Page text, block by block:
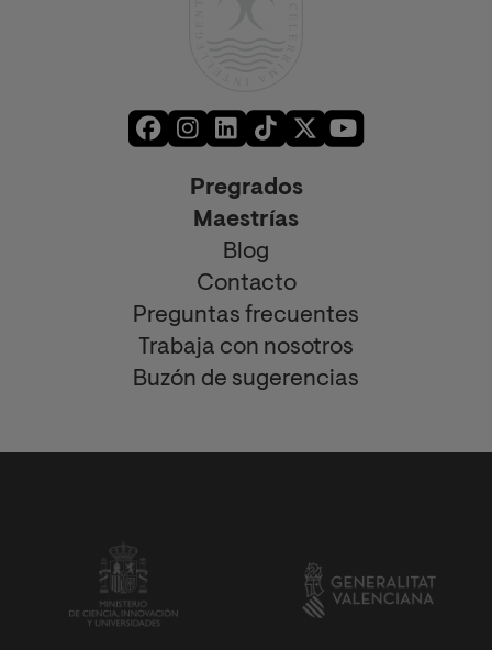
Pregrados
Maestrías
Blog
Contacto
Preguntas frecuentes
Trabaja con nosotros
Buzón de sugerencias